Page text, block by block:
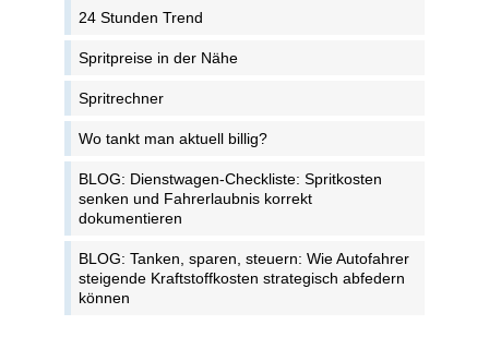
24 Stunden Trend
Spritpreise in der Nähe
Spritrechner
Wo tankt man aktuell billig?
BLOG: Dienstwagen-Checkliste: Spritkosten
senken und Fahrerlaubnis korrekt
dokumentieren
BLOG: Tanken, sparen, steuern: Wie Autofahrer
steigende Kraftstoffkosten strategisch abfedern
können